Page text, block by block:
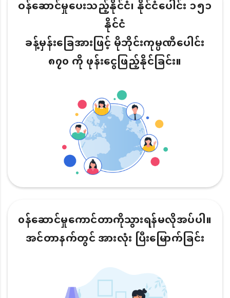
ဝန်ဆောင်မှုပေးသည့်နိုင်ငံ၊ နိုင်ငံပေါင်း ၁၅၁
နိုင်ငံ
ခန့်မှန်းခြေအားဖြင့် မိုဘိုင်းကုမ္ပဏီပေါင်း
၈၇၀ ကို ဖုန်းငွေဖြည့်နိုင်ခြင်း။
၀န်ဆောင်မှုကောင်တာကိုသွားရန်မလိုအပ်ပါ။
အင်တာနက်တွင် အားလုံး ပြီးမြောက်ခြင်း